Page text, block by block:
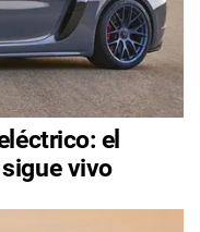
el
vivo